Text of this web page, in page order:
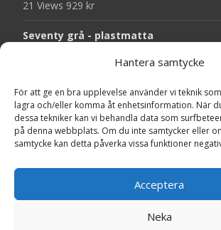
Hantera samtycke
För att ge en bra upplevelse använder vi teknik
lagra och/eller komma åt enhetsinformation. När
dessa tekniker kan vi behandla data som
på denna webbplats. Om du inte samtycker eller
samtycke kan detta påverka vissa funktioner
Acceptera
Neka
21 Views 929 kr
Seventy grå - plastmatta
20 Views375kr
Chess svart - dörrmatta i kokos
18 Views199kr